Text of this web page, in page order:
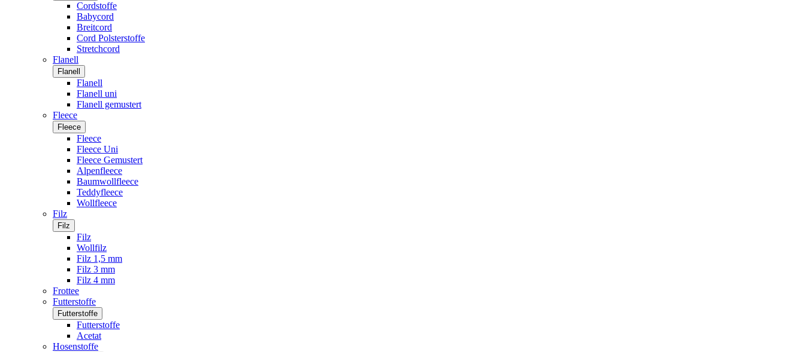
Cordstoffe
Babycord
Breitcord
Cord Polsterstoffe
Stretchcord
Flanell
Flanell
Flanell
Flanell uni
Flanell gemustert
Fleece
Fleece
Fleece
Fleece Uni
Fleece Gemustert
Alpenfleece
Baumwollfleece
Teddyfleece
Wollfleece
Filz
Filz
Filz
Wollfilz
Filz 1,5 mm
Filz 3 mm
Filz 4 mm
Frottee
Futterstoffe
Futterstoffe
Futterstoffe
Acetat
Hosenstoffe